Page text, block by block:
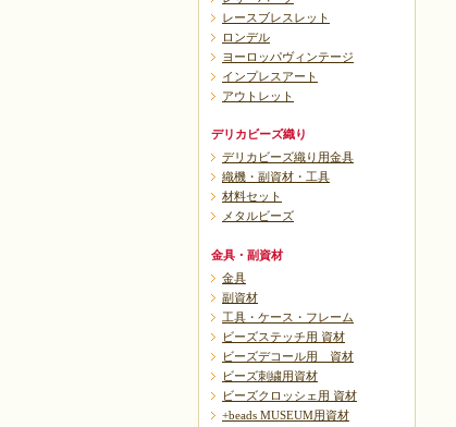
レースブレスレット
ロンデル
ヨーロッパヴィンテージ
インプレスアート
アウトレット
デリカビーズ織り
デリカビーズ織り用金具
織機・副資材・工具
材料セット
メタルビーズ
金具・副資材
金具
副資材
工具・ケース・フレーム
ビーズステッチ用 資材
ビーズデコール用 資材
ビーズ刺繍用資材
ビーズクロッシェ用 資材
+beads MUSEUM用資材